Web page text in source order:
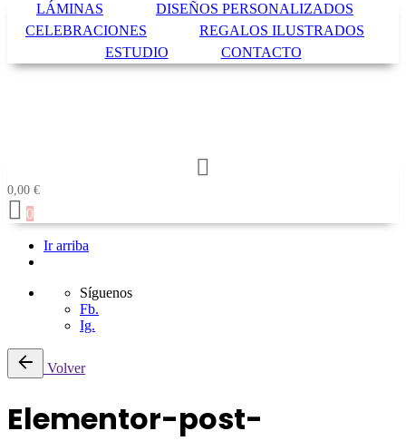
LÁMINAS
DISEÑOS PERSONALIZADOS
CELEBRACIONES
REGALOS ILUSTRADOS
ESTUDIO
CONTACTO
0,00 €
0
Ir arriba
Síguenos
Fb.
Ig.
Saltar
Volver
Elementor-post-